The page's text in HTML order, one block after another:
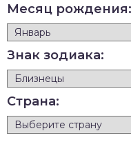
Месяц рождения:
Знак зодиака:
Страна: